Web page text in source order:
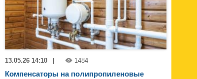
13.05.26 14:10 1484
Компенсаторы на полипропиленовые